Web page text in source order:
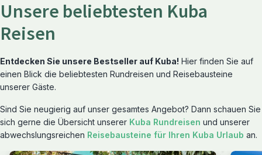
Unsere beliebtesten Kuba
Reisen
Entdecken Sie unsere Bestseller auf Kuba! Hier finden Sie auf
einen Blick die beliebtesten Rundreisen und Reisebausteine
unserer Gäste.
Sind Sie neugierig auf unser gesamtes Angebot? Dann schauen Sie
sich gerne die Übersicht unserer Kuba Rundreisen und unserer
abwechslungsreichen Reisebausteine für Ihren Kuba Urlaub an.